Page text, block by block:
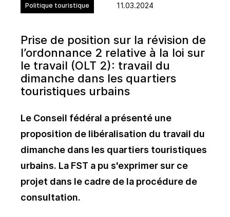
Politique touristique 11.03.2024
Prise de position sur la révision de
l’ordonnance 2 relative à la loi sur
le travail (OLT 2): travail du
dimanche dans les quartiers
touristiques urbains
Le Conseil fédéral a présenté une
proposition de libéralisation du travail du
dimanche dans les quartiers touristiques
urbains. La FST a pu s'exprimer sur ce
projet dans le cadre de la procédure de
consultation.